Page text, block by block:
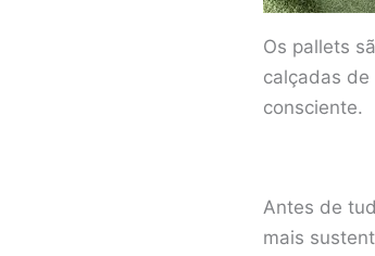
Os pallets
calçadas
consciente.
Antes de
mais